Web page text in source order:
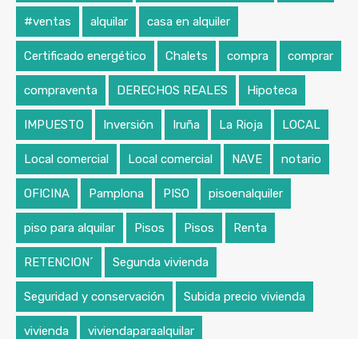
#ventas alquilar casa en alquiler
Certificado energético Chalets compra comprar
compraventa DERECHOS REALES Hipoteca
IMPUESTO Inversión Iruña La Rioja LOCAL
Local comercial Local comercial NAVE notario
OFICINA Pamplona PISO pisoenalquiler
piso para alquilar Pisos Pisos Renta
RETENCION´ Segunda vivienda
Seguridad y conservación Subida precio vivienda
vivienda viviendaparaalquilar